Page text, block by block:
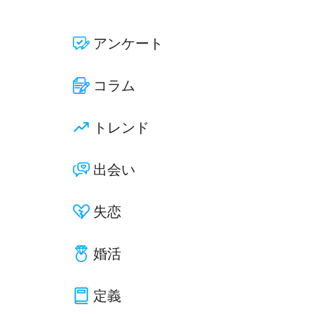
アンケート
コラム
トレンド
出会い
失恋
婚活
定義